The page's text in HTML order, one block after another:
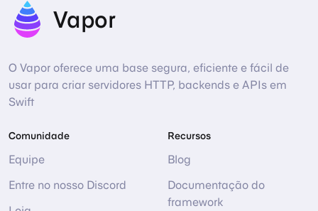
Vapor
O Vapor oferece uma base segura, eficiente e fácil de
usar para criar servidores HTTP, backends e APIs em
Swift
Comunidade
Equipe
Entre no nosso Discord
Recursos
Blog
Documentação do
framework